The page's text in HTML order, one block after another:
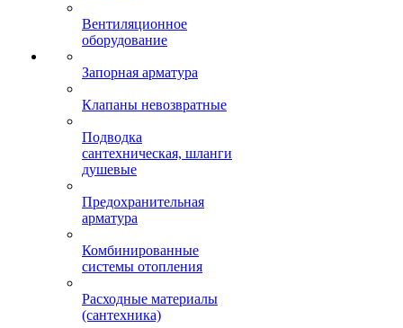
Вентиляционное
оборудование
Запорная арматура
Клапаны невозвратные
Подводка
сантехническая, шланги
душевые
Предохранительная
арматура
Комбинированные
системы отопления
Расходные материалы
(сантехника)